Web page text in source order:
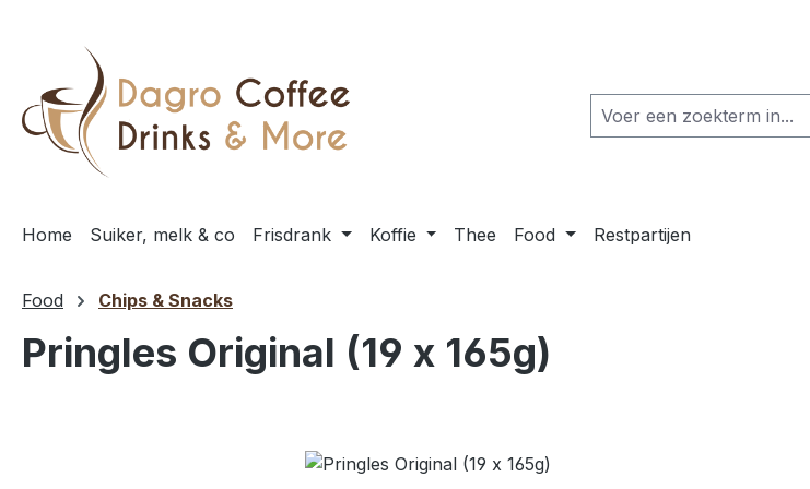
Home Suiker, melk & co Frisdrank Koffie Thee Food Restpartijen
Food Chips & Snacks
Pringles Original (19 x 165g)